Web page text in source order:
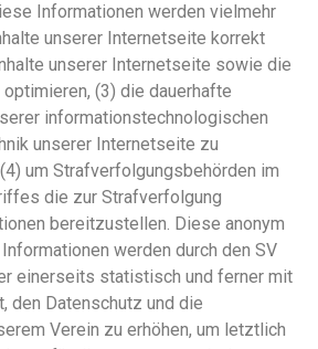
Informationen werden vielmehr
unserer Internetseite korrekt
unserer Internetseite sowie die
(3) die dauerhafte
informationstechnologischen
unserer Internetseite zu
um Strafverfolgungsbehörden im
die zur Strafverfolgung
bereitzustellen. Diese anonym
werden durch den SV
einerseits statistisch und ferner mit
den Datenschutz und die
Verein zu erhöhen, um letztlich